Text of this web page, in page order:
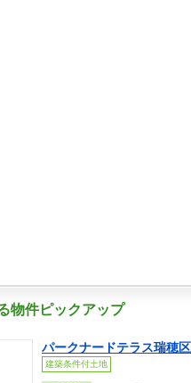
物件ピックアップ
パークナードテラス瑞穂
建築条件付土地